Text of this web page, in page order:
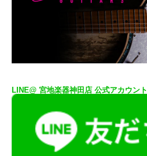
LINE@ 宮地楽器神田店 公式アカウント